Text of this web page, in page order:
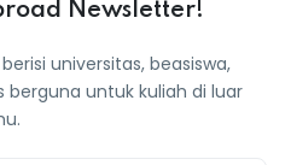
Newsletter!
universitas, beasiswa,
untuk kuliah di luar